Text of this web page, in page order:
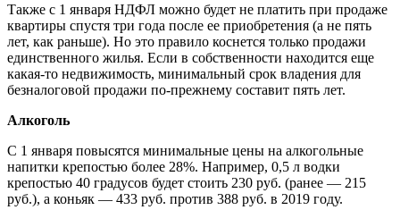
Также с 1 января НДФЛ можно будет не платить при продаже
квартиры спустя три года после ее приобретения (а не пять
лет, как раньше). Но это правило коснется только продажи
единственного жилья. Если в собственности находится еще
какая-то недвижимость, минимальный срок владения для
безналоговой продажи по-прежнему составит пять лет.
Алкоголь
С 1 января повысятся минимальные цены на алкогольные
напитки крепостью более 28%. Например, 0,5 л водки
крепостью 40 градусов будет стоить 230 руб. (ранее — 215
руб.), а коньяк — 433 руб. против 388 руб. в 2019 году.